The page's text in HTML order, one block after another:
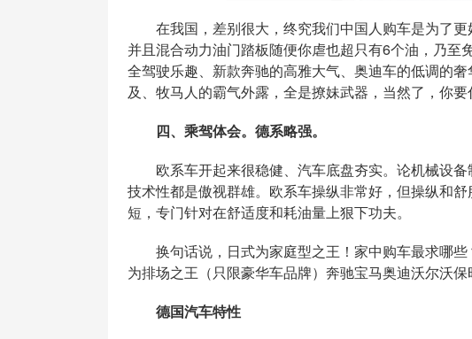
在我国，差别很大，终究我们中国人购车是为了更
并且混合动力油门踏板随便你虐也超只有6个油，乃
全驾驶乐趣、新款奔驰的高雅大气、奥迪车的低调的
及、牧马人的霸气外露，全是撩妹武器，当然了，你要
四、乘驾体会。德系略强。
欧系车开起来很稳健、汽车底盘夯实。论机械设备
技术性都是傲视群雄。欧系车操纵非常好，但操纵和
短，专门针对在舒适度和耗油量上狠下功夫。
换句话说，日式为家庭型之王！家中购车最求哪些
为排场之王（只限豪华车品牌）奔驰宝马奥迪沃尔沃保
德国汽车特性